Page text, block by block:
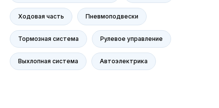
Ходовая часть Пневмоподвески
Тормозная система Рулевое управление
Выхлопная система Автоэлектрика
Сервис Mercedes-Benz
Сервис BMW
Сервис Porsche
Сервис Voyah
Сервис AITO SERES
Сервис Volkswagen